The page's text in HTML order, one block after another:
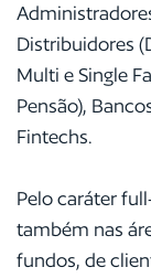
Distribuidores
Multi e Single
Pensão),
Fintechs.
Pelo caráter
também nas
fundos, de